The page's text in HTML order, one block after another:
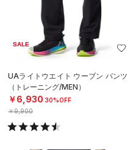
SALE
UAライトウエイト ウーブン パンツ
（トレーニング/MEN）
￥6,930 30%OFF
￥9,900